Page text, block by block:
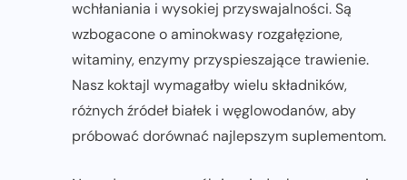
wchłaniania i wysokiej przyswajalności. Są
wzbogacone o aminokwasy rozgałęzione,
witaminy, enzymy przyspieszające trawienie.
Nasz koktajl wymagałby wielu składników,
różnych źródeł białek i węglowodanów, aby
próbować dorównać najlepszym suplementom.